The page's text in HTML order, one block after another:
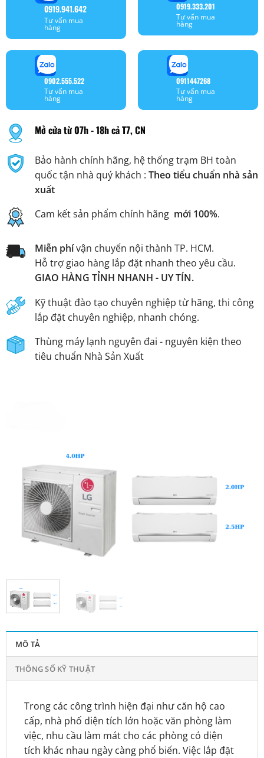
MÔ TẢ
THÔNG SỐ KỸ THUẬT
Trong các công trình hiện đại như căn hộ cao
cấp, nhà phố diện tích lớn hoặc văn phòng làm
việc, nhu cầu làm mát cho các phòng có diện
tích khác nhau ngày càng phổ biến. Việc lắp đặt
0919.941.642
Tư vấn mua
hàng
0919.333.201
Tư vấn mua
hàng
0902.555.522
Tư vấn mua
hàng
0911447268
Tư vấn mua
hàng
Mở cửa từ 07h - 18h cả T7, CN
Bảo hành chính hãng, hệ thống trạm BH toàn
quốc tận nhà quý khách : Theo tiểu chuẩn nhà sản
xuất
Cam kết sản phẩm chính hãng mới 100%.
Miễn phívận chuyển nội thành TP. HCM.
Hỗ trợ giao hàng lắp đặt nhanh theo yêu cầu.
GIAO HÀNG TỈNH NHANH - UY TÍN.
Kỹ thuật đào tạo chuyên nghiệp từ hãng, thi công
lắp đặt chuyên nghiệp, nhanh chóng.
Thùng máy lạnh nguyên đai - nguyên kiện theo
tiêu chuẩn Nhà Sản Xuất